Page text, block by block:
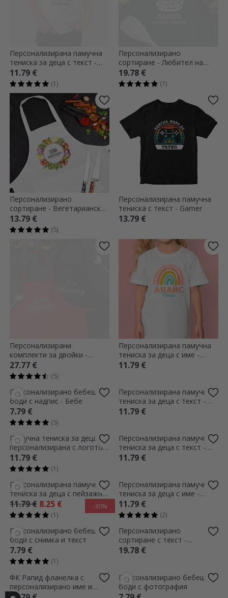
Персонализирана памучна
тениска за деца с текст -
Kendama Football
11.79 €
(1)
Персонализирано
сортиране - Любител на
бургери
19.78 €
(7)
Персонализирано
сортиране - Вегетариански
готвач
13.79 €
(5)
Персонализирана памучна
тениска с текст - Gamer
13.79 €
Персонализирани
комплекти за двойки -
Господин и Госпожа
27.77 €
(5)
Персонализирана памучна
тениска за деца с име -
Rainbow
11.79 €
Персонализирано бебешко
боди с надпис - Бебе
7.79 €
Персонализирана памучна
тениска за деца с текст -
Ето как изглежда...
11.79 €